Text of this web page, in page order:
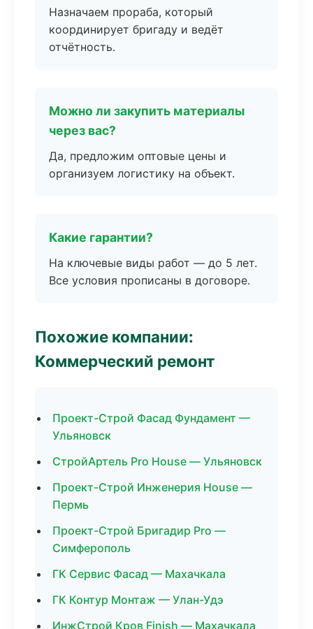
Назначаем прораба, который
координирует бригаду и ведёт
отчётность.
Можно ли закупить материалы
через вас?
Да, предложим оптовые цены и
организуем логистику на объект.
Какие гарантии?
На ключевые виды работ — до 5 лет.
Все условия прописаны в договоре.
Похожие компании:
Коммерческий ремонт
Проект-Строй Фасад Фундамент —
Ульяновск
СтройАртель Pro House — Ульяновск
Проект-Строй Инженерия House —
Пермь
Проект-Строй Бригадир Pro —
Симферополь
ГК Сервис Фасад — Махачкала
ГК Контур Монтаж — Улан-Удэ
ИнжСтрой Кров Finish — Махачкала